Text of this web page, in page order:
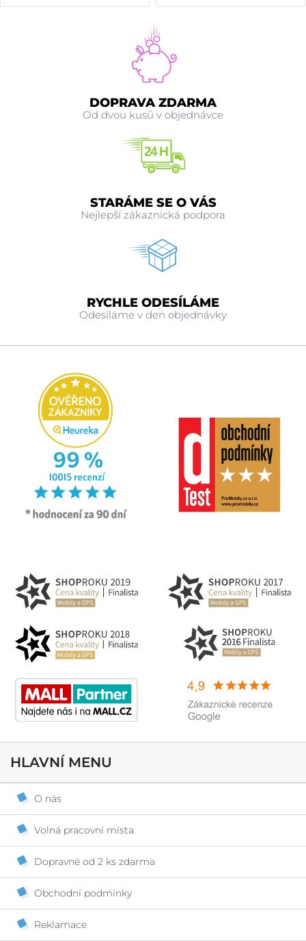
DOPRAVA ZDARMA
Od dvou kusů v objednávce
STARÁME SE O VÁS
Nejlepší zákaznická podpora
RYCHLE ODESÍLÁME
Odesíláme v den objednávky
HLAVNÍ MENU
O nás
Volná pracovní místa
Dopravné od 2 ks zdarma
Obchodní podmínky
Reklamace